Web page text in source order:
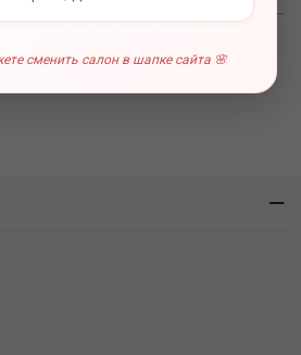
сменить салон в шапке сайта 🌸